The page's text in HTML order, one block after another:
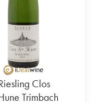
Clos
Trimbach